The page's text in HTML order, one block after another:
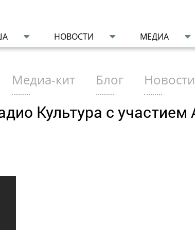
НОВОСТИ МЕДИА
Медиа-кит Блог Новости
Культура с участием